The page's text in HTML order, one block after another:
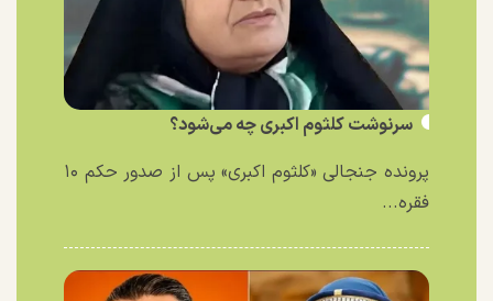
سرنوشت کلثوم اکبری چه می‌شود؟
پرونده جنجالی «کلثوم اکبری» پس از صدور حکم ۱۰
فقره...